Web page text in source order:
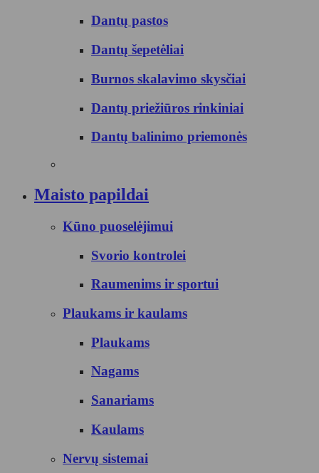
Dantų pastos
Dantų šepetėliai
Burnos skalavimo skysčiai
Dantų priežiūros rinkiniai
Dantų balinimo priemonės
Maisto papildai
Kūno puoselėjimui
Svorio kontrolei
Raumenims ir sportui
Plaukams ir kaulams
Plaukams
Nagams
Sanariams
Kaulams
Nervų sistemai